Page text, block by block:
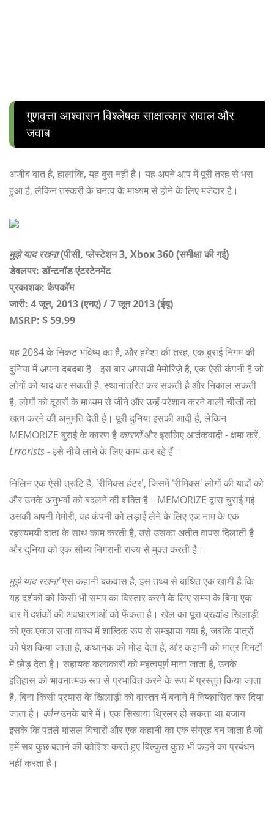
गुणवत्ता आश्वासन विश्लेषक साक्षात्कार सवाल और
जवाब
अजीब बात है, हालांकि, यह बुरा नहीं है। यह अपने आप में पूरी तरह से भरा
हुआ है, लेकिन तस्करी के घनत्व के माध्यम से होने के लिए मजेदार है।
मुझे याद रखना(पीसी, प्लेस्टेशन 3, Xbox 360 (समीक्षा की गई)
डेवलपर: डॉन्टनॉड एंटरटेनमेंट
प्रकाशक: कैपकॉम
जारी: 4 जून, 2013 (एनए) / 7 जून 2013 (ईयू)
MSRP: $ 59.99
यह 2084 के निकट भविष्य का है, और हमेशा की तरह, एक बुराई निगम की
दुनिया में अपना दबदबा है। इस बार अपराधी मेमोरिज़े है, एक ऐसी कंपनी है जो
लोगों को याद कर सकती है, स्थानांतरित कर सकती है और निकाल सकती
है, लोगों को दूसरों के माध्यम से जीने और उन्हें परेशान करने वाली चीजों को
खत्म करने की अनुमति देती है। पूरी दुनिया इसकी आदी है, लेकिन
MEMORIZE बुराई के कारण है कारणोंऔर इसलिए आतंकवादी - क्षमा करें,
Errorists- इसे नीचे लाने के लिए काम कर रहे हैं।
निलिन एक ऐसी त्रुटि है, 'रीमिक्स हंटर', जिसमें 'रीमिक्स' लोगों की यादों को
और उनके अनुभवों को बदलने की शक्ति है। MEMORIZE द्वारा चुराई गई
उसकी अपनी मेमोरी, वह कंपनी को लड़ाई लेने के लिए एज नाम के एक
रहस्यमयी दाता के साथ काम करती है, उसे उसका अतीत वापस दिलाती है
और दुनिया को एक सौम्य निगरानी राज्य से मुक्त करती है।
मुझे याद रखना'एस कहानी बकवास है, इस तथ्य से बाधित एक खामी है कि
यह दर्शकों को किसी भी समय का विस्तार करने के लिए समय के बिना एक
बार में दर्शकों की अवधारणाओं को फेंकता है। खेल का पूरा ब्रह्मांड खिलाड़ी
को एक एकल सजा वाक्य में शाब्दिक रूप से समझाया गया है, जबकि पात्रों
को पेश किया जाता है, कथानक को मोड़ देता है, और कहानी को मात्र मिनटों
में छोड़ देता है। सहायक कलाकारों को महत्वपूर्ण माना जाता है, उनके
इतिहास को भावनात्मक रूप से प्रभावित करने के रूप में प्रस्तुत किया जाता
है, बिना किसी प्रयास के खिलाड़ी को वास्तव में बनाने में निष्कासित कर दिया
जाता है। कौनउनके बारे में। एक सिखाया थ्रिलर हो सकता था बजाय
इसके कि पतले मांसल विचारों और एक कहानी का एक संग्रह बन जाता है जो
हमें सब कुछ बताने की कोशिश करते हुए बिल्कुल कुछ भी कहने का प्रबंधन
नहीं करता है।